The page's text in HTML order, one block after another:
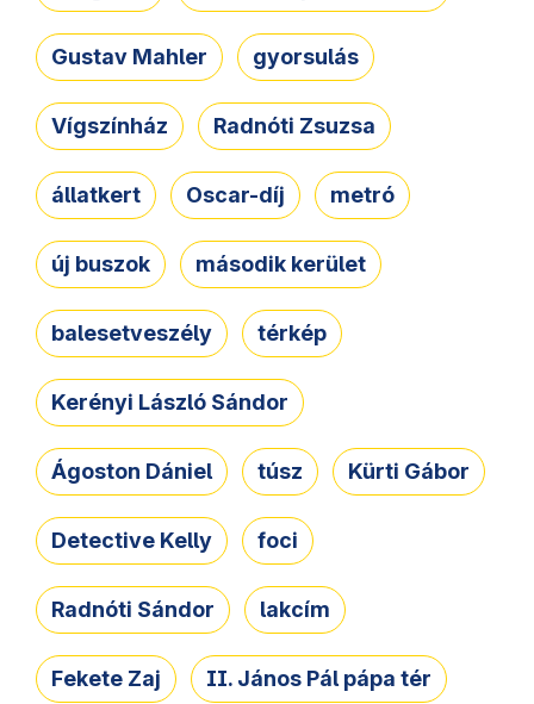
Gustav Mahler gyorsulás
Vígszínház Radnóti Zsuzsa
állatkert Oscar-díj metró
új buszok második kerület
balesetveszély térkép
Kerényi László Sándor
Ágoston Dániel túsz Kürti Gábor
Detective Kelly foci
Radnóti Sándor lakcím
Fekete Zaj II. János Pál pápa tér